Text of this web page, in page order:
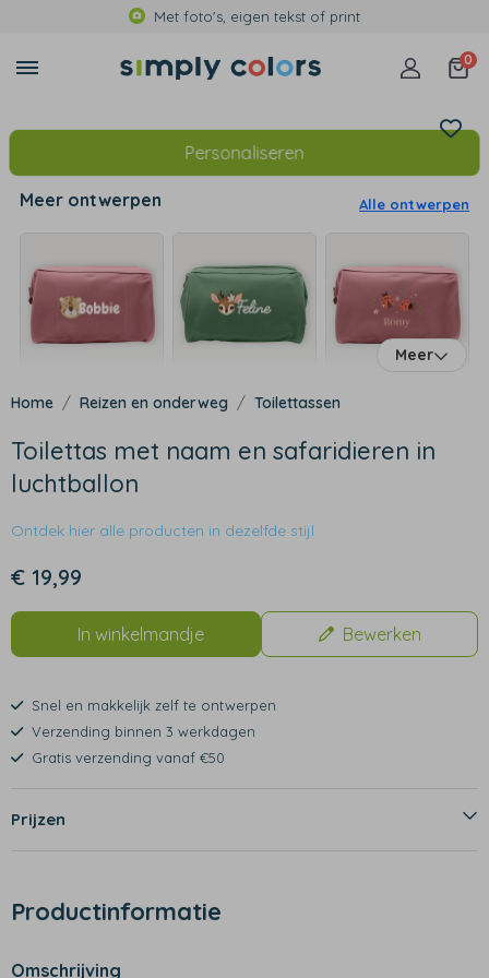
Met foto's, eigen tekst of print
0
Personaliseren
Meer ontwerpen Alle ontwerpen
Meer
Reizen en onderweg Toilettassen
Toilettas met naam en safaridieren in
luchtballon
Ontdek hier alle producten in dezelfde stijl
€ 19,99
In winkelmandje Bewerken
Snel en makkelijk zelf te ontwerpen
Verzending binnen 3 werkdagen
Gratis verzending vanaf €50
Prijzen
Productinformatie
Omschrijving